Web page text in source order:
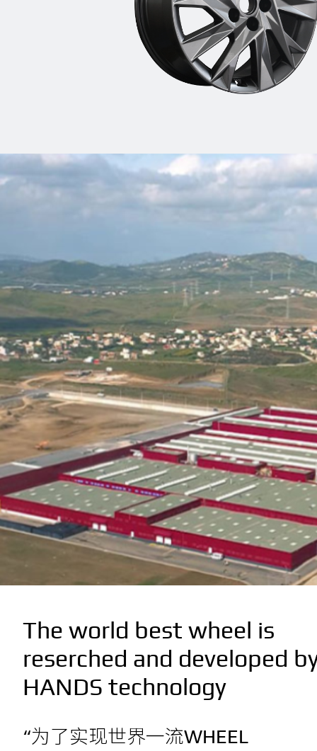
The world best wheel is
reserched and developed
HANDS technology
“为了实现世界一流WHEEL